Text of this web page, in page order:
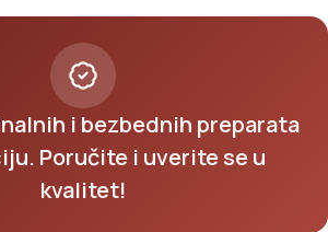
i bezbednih preparata
Poručite i uverite se u
kvalitet!